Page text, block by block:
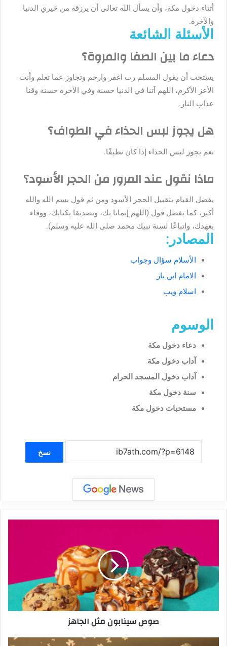
أثناء دخول مكة، وأن يسأل الله تعالى أن يرزقه من خيري الدنيا
والآخرة.
الأسئلة الشائعة
دعاء ما بين الصفا والمروة؟
يستحب أن يقول المسلم رب اغفر وارحم وتجاوز عما تعلم وأنت
الأعز الأكرم، اللهم آتنا في الدنيا حسنة وفي الآخرة حسنة وقنا
عذاب النار.
هل يجوز لبس الحذاء في الطواف؟
نعم يجوز لبس الحذاء إذا كان نظيفًا.
ماذا نقول عند المرور من الحجر الأسود؟
يفضل القيام بتقبيل الحجر الأسود ومن ثم قول بسم الله والله
أكبر، كما يفضل قول (اللهم إيمانا بك، وتصديقا بكتابك، ووفاء
بعهدك، واتباعًا لسنة نبيك محمد صلى الله عليه وسلم).
المصادر:
الأسلام سؤال وجواب
الامام ابن باز
اسلام ويب
الوسوم
دعاء دخول مكة
آداب دخول مكة
آداب دخول المسجد الحرام
سنة دخول مكة
مستحبات دخول مكة
نسخ
صوص سينابون مثل الجاهز